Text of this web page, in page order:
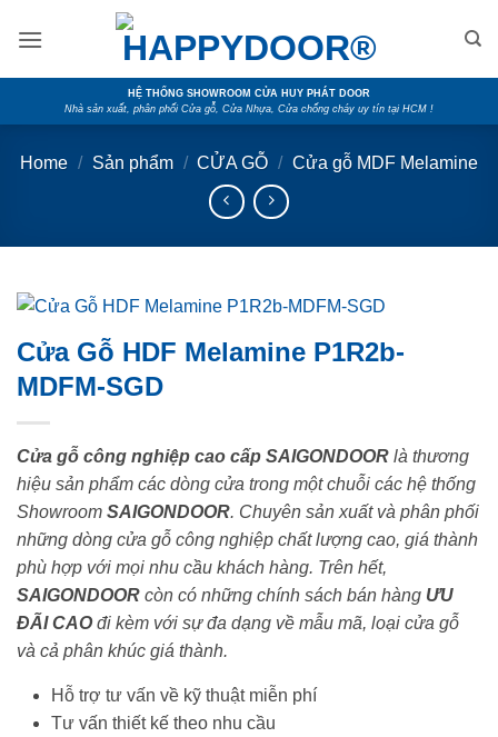
HỆ THỐNG SHOWROOM CỬA HUY PHÁT DOOR
Nhà sản xuất, phân phối Cửa gỗ, Cửa Nhựa, Cửa chống cháy uy tín tại HCM !
Home / Sản phẩm / CỬA GỖ / Cửa gỗ MDF Melamine
Cửa Gỗ HDF Melamine P1R2b-
MDFM-SGD
Cửa gỗ công nghiệp cao cấp SAIGONDOOR là thương
hiệu sản phẩm các dòng cửa trong một chuỗi các hệ thống
Showroom SAIGONDOOR. Chuyên sản xuất và phân phối
những dòng cửa gỗ công nghiệp chất lượng cao, giá thành
phù hợp với mọi nhu cầu khách hàng. Trên hết,
SAIGONDOOR còn có những chính sách bán hàng ƯU
ĐÃI CAOđi kèm với sự đa dạng về mẫu mã, loại cửa gỗ
và cả phân khúc giá thành.
Hỗ trợ tư vấn về kỹ thuật miễn phí
Tư vấn thiết kế theo nhu cầu